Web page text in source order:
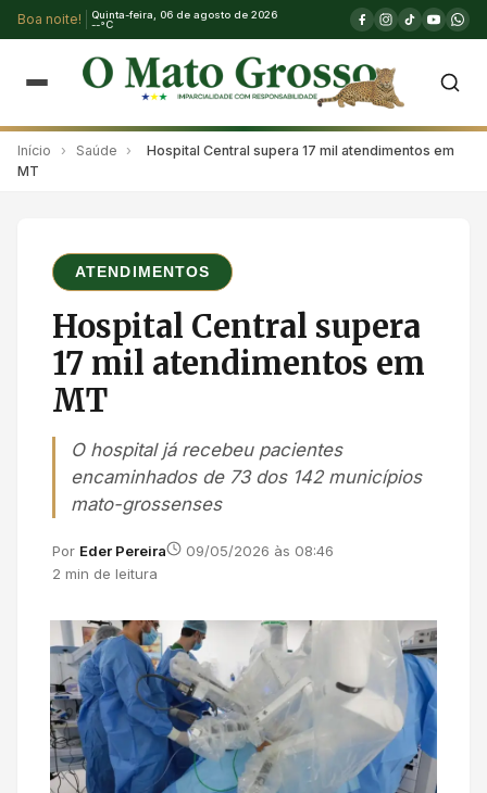
Boa noite!
Quinta-feira, 06 de agosto de 2026
--°C
Início › Saúde ›
Hospital Central supera 17 mil atendimentos em
MT
ATENDIMENTOS
Hospital Central supera
17 mil atendimentos em
MT
O hospital já recebeu pacientes
encaminhados de 73 dos 142 municípios
mato-grossenses
Por Eder Pereira
09/05/2026 às 08:46
2 min de leitura